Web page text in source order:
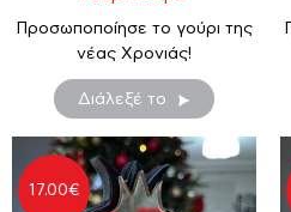
Προσωποποίησε το γούρι της
νέας Χρονιάς!
Διάλεξέ το
17.00€